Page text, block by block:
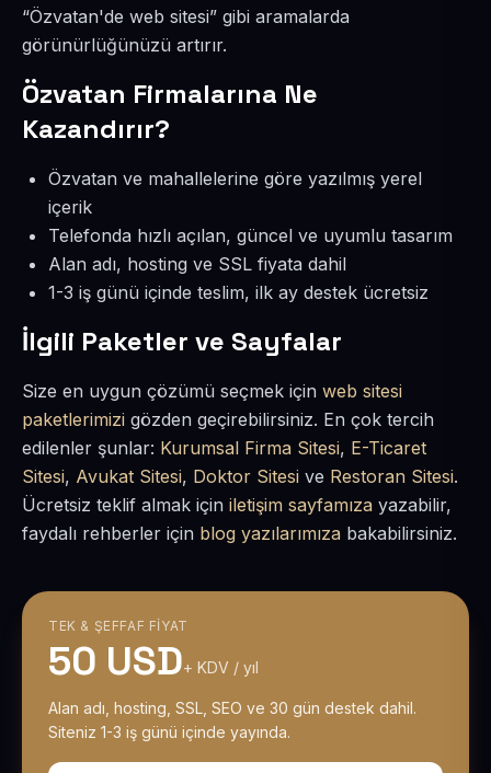
“Özvatan'de web sitesi” gibi aramalarda
görünürlüğünüzü artırır.
Özvatan Firmalarına Ne
Kazandırır?
Özvatan ve mahallelerine göre yazılmış yerel
içerik
Telefonda hızlı açılan, güncel ve uyumlu tasarım
Alan adı, hosting ve SSL fiyata dahil
1-3 iş günü içinde teslim, ilk ay destek ücretsiz
İlgili Paketler ve Sayfalar
Size en uygun çözümü seçmek için web sitesi
paketlerimizi gözden geçirebilirsiniz. En çok tercih
edilenler şunlar: Kurumsal Firma Sitesi, E-Ticaret
Sitesi, Avukat Sitesi, Doktor Sitesi ve Restoran Sitesi.
Ücretsiz teklif almak için iletişim sayfamıza yazabilir,
faydalı rehberler için blog yazılarımıza bakabilirsiniz.
TEK & ŞEFFAF FIYAT
50 USD+ KDV / yıl
Alan adı, hosting, SSL, SEO ve 30 gün destek dahil.
Siteniz 1-3 iş günü içinde yayında.